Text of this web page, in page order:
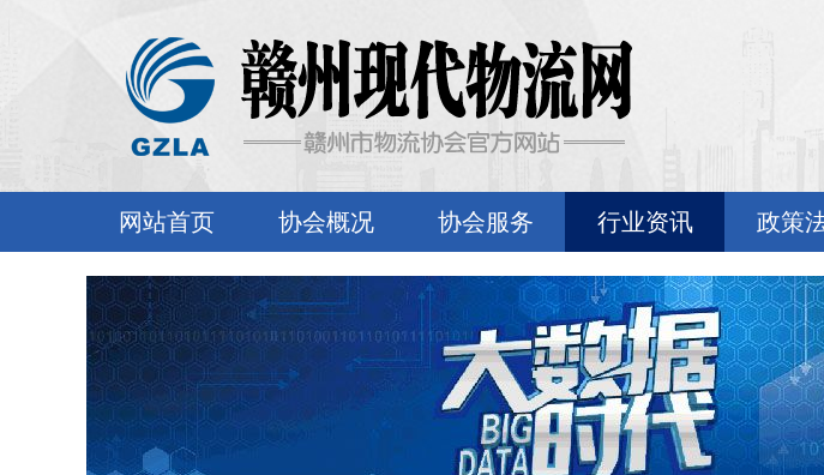
网站首页 协会概况 协会服务 行业资讯 政策